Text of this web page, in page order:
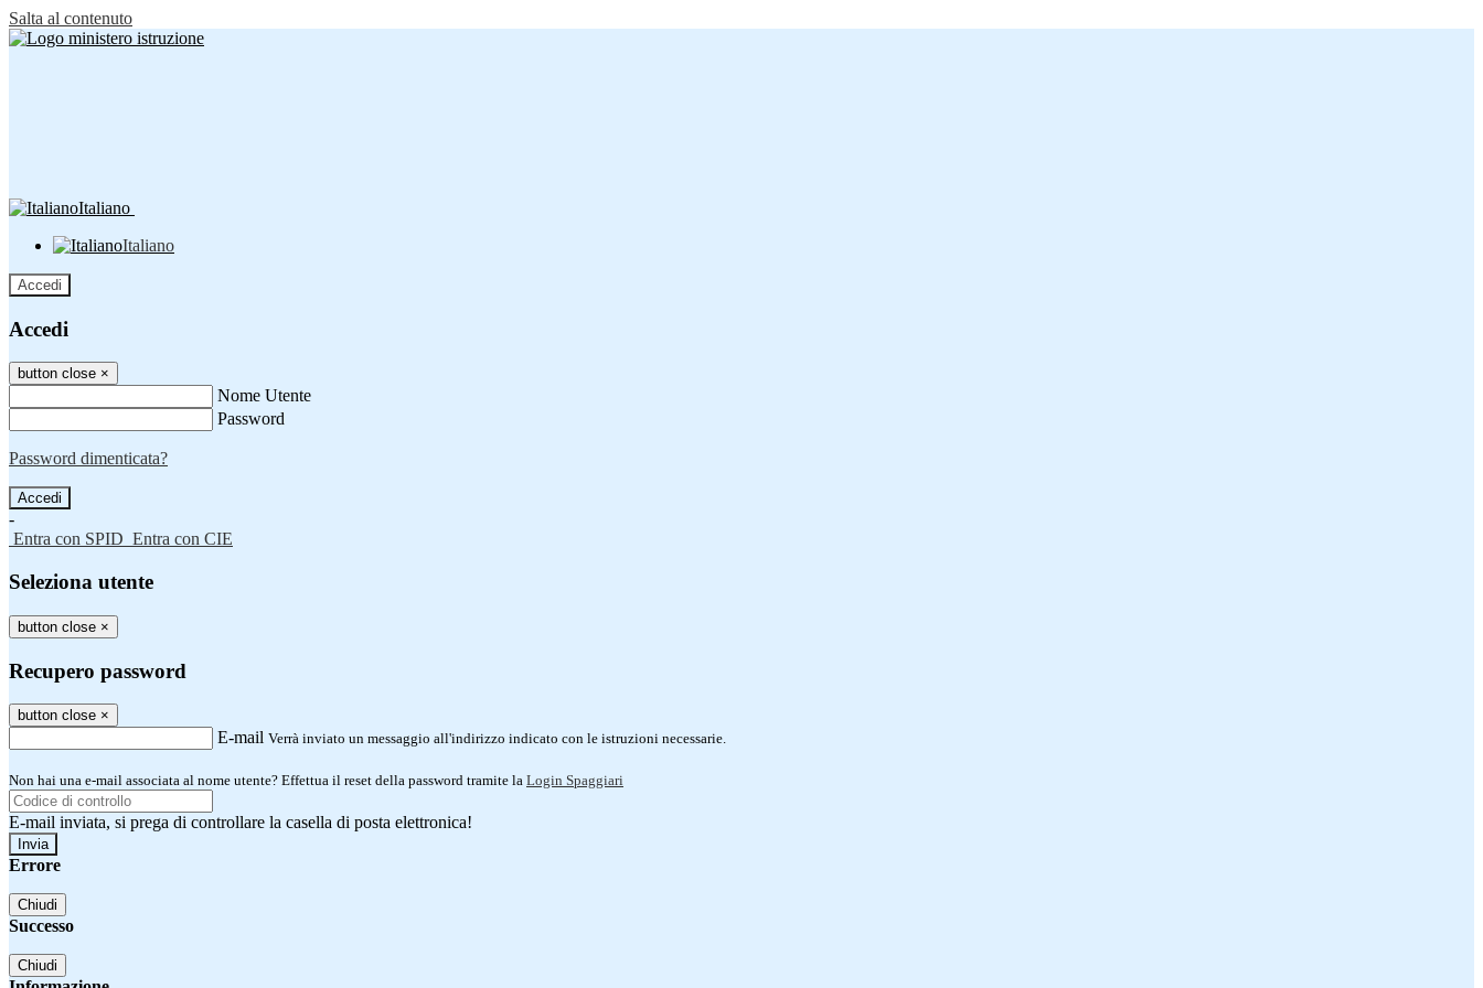
Salta al contenuto
Italiano
Italiano
Accedi
Accedi
button close ×
Nome Utente
Password
Password dimenticata?
-
Entra con SPID Entra con CIE
Seleziona utente
button close ×
Recupero password
button close ×
E-mail Verrà inviato un messaggio all'indirizzo indicato con le istruzioni necessarie.
Non hai una e-mail associata al nome utente? Effettua il reset della password tramite la Login Spaggiari
E-mail inviata, si prega di controllare la casella di posta elettronica!
Errore
Chiudi
Successo
Chiudi